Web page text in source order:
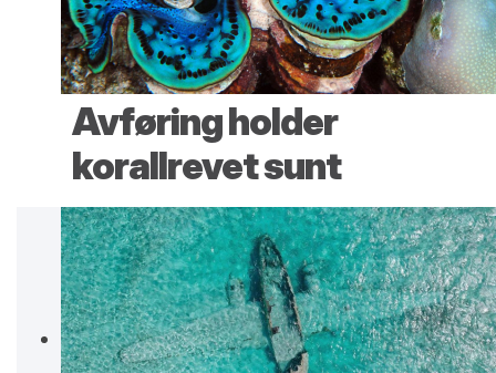
Avføring holder
korallrevet sunt